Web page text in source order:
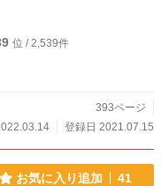
位 / 2,539件
393ページ
登録日 2021.07.15
お気に入り追加 41